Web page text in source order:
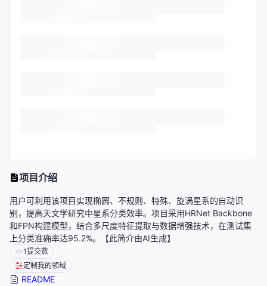
项目介绍
用户可利用该项目实现椭圆、不规则、特殊、旋涡星系的自动识
别，提高天文学研究中星系分类效率。项目采用HRNet Backbone
和FPN构建模型，结合多尺度特征提取与数据增强技术，在测试集
上分类准确率达95.2%。【此简介由AI生成】
1提交数
定制我的领域
README